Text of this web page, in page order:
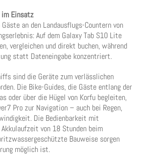
im Einsatz
an den Landausflugs-Countern von
Auf dem Galaxy Tab S10 Lite
vergleichen und direkt buchen, während
statt Dateneingabe konzentriert.
sind die Geräte zum verlässlichen
Die Bike-Guides, die Gäste entlang der
oder über die Hügel von Korfu begleiten,
Pro zur Navigation – auch bei Regen,
Die Bedienbarkeit mit
Akkulaufzeit von 18 Stunden beim
Bauweise sorgen
möglich ist.